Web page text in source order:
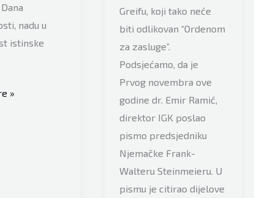
nadu u
istinske
»
Greifu, koji tako neće
biti odlikovan “Ordenom
za zasluge”.
Podsjećamo, da je
Prvog novembra ove
godine dr. Emir Ramić,
direktor IGK poslao
pismo predsjedniku
Njemačke Frank-
Walteru Steinmeieru. U
pismu je citirao dijelove